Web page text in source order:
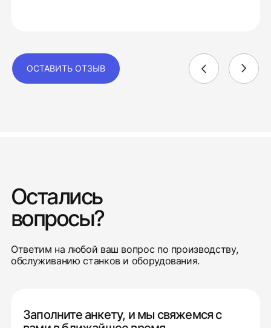
ОСТАВИТЬ ОТЗЫВ
Остались
вопросы?
Ответим на любой ваш вопрос по производству,
обслуживанию станков и оборудования.
Заполните анкету, и мы свяжемся с